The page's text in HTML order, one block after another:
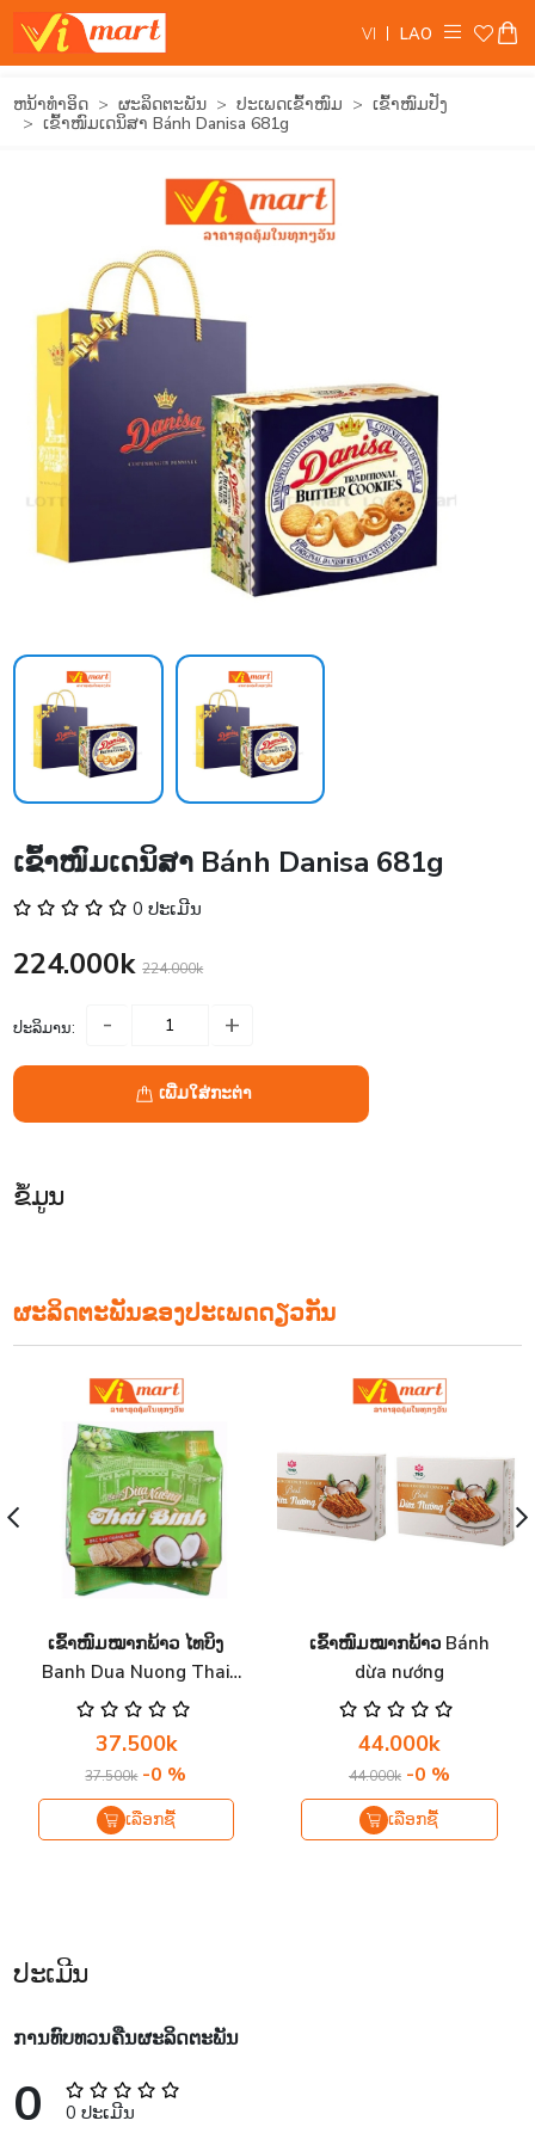
VI LAO
ຫນ້າທໍາອິດ ຜະລິດຕະພັນ ປະເພດເຂົ້າໜົມ
ເຂົ້າໜົມປັງ
ເຂົ້າໜົມເດນິສາ Bánh Danisa 681g
ເຂົ້າໜົມເດນິສາ Bánh Danisa 681g
0 ປະເມີນ
224.000k224.000k
ປະລິມານ: - +
ເພີ່ມໃສ່ກະຕ່າ
ຂໍ້ມູນ
ຜະລິດຕະພັນຂອງປະເພດດຽວກັນ
ເຂົ້າໜົມໝາກພ້າວ ໄທບິງ
Banh Dua Nuong Thai
Binh 189g
37.500k
37.500k -0 %
ເລືອກຊື້
ເຂົ້າໜົມໝາກພ້າວ Bánh
dừa nướng
44.000k
44.000k -0 %
ເລືອກຊື້
ປະເມີນ
ການທົບທວນຄືນຜະລິດຕະພັນ
0 0 ປະເມີນ